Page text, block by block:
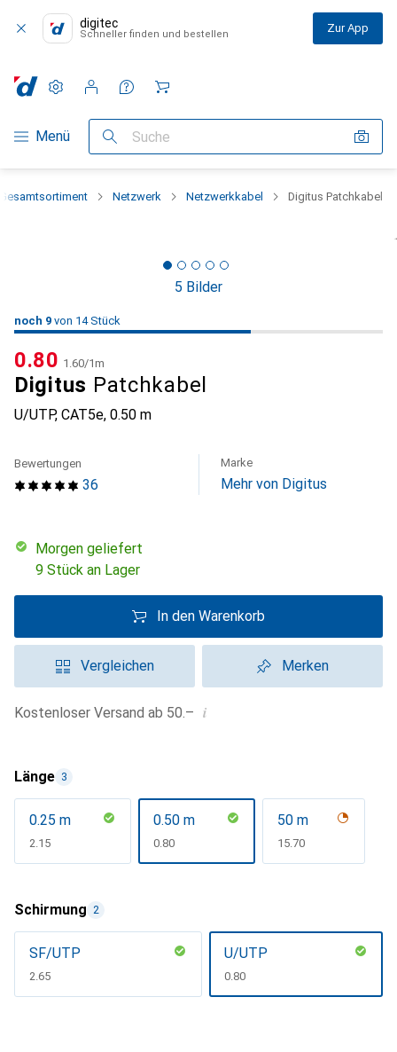
digitec
Schneller finden und bestellen Zur App
Navigation nach Kategorien
Menü Suche
Einstellungen
Kundenkonto
Vergleichslisten
Merklisten
Warenkorb
Gesamtsortiment Netzwerk Netzwerkkabel Digitus Patchkabel
5 Bilder
9 / 14
9 von 14 Stück
noch 9 von 14 Stück
Digitus Patchkabel
U/UTP, CAT5e, 0.50 m
CHF
0.80 CHF
1.60/1m
36
Bewertungen Marke
Mehr von Digitus
morgen geliefert
9 Stück an Lager
In den Warenkorb
Vergleichen Merken
Kostenloser Versand ab 50.– i
Länge 3
0.25 m
CHF
2.15
0.50 m
CHF
0.80
50 m
CHF
15.70
Schirmung 2
SF/UTP
CHF
2.65
U/UTP
CHF
0.80